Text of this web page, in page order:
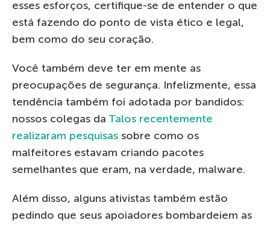
esses esforços, certifique-se de entender o que
está fazendo do ponto de vista ético e legal,
bem como do seu coração.
Você também deve ter em mente as
preocupações de segurança. Infelizmente, essa
tendência também foi adotada por bandidos:
nossos colegas da Talos recentemente
realizaram pesquisas sobre como os
malfeitores estavam criando pacotes
semelhantes que eram, na verdade, malware.
Além disso, alguns ativistas também estão
pedindo que seus apoiadores bombardeiem as